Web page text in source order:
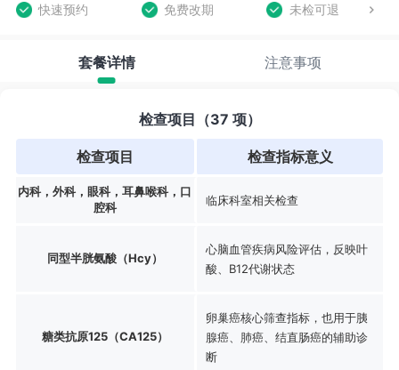
快速预约 免费改期 未检可退
套餐详情 注意事项
检查项目（37 项）
检查项目 检查指标意义
内科，外科，眼科，耳鼻喉科，口
腔科
临床科室相关检查
同型半胱氨酸（Hcy）
心脑血管疾病风险评估，反映叶
酸、B12代谢状态
糖类抗原125（CA125）
卵巢癌核心筛查指标，也用于胰
腺癌、肺癌、结直肠癌的辅助诊
断